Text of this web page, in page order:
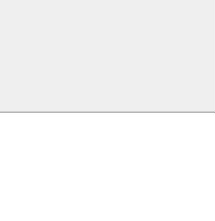
Buscar